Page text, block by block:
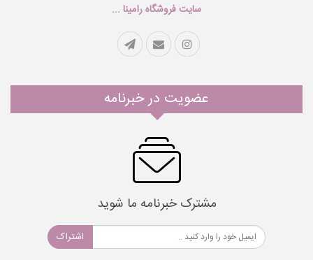
سایت فروشگاه رامینا ...
عضویت در خبرنامه
مشترک خبرنامه ما شوید
اشتراک